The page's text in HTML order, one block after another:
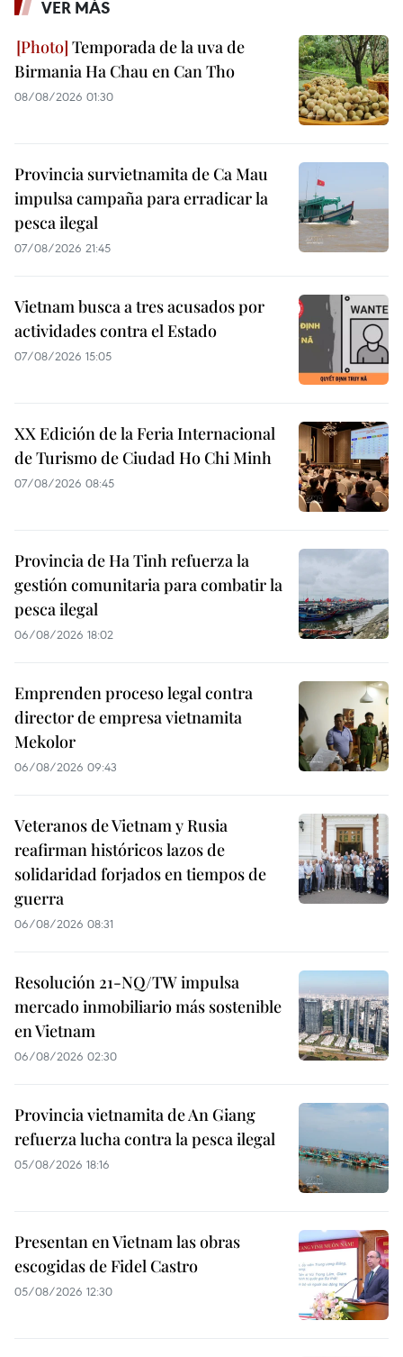
VER MÁS
Temporada de la uva de
Birmania Ha Chau en Can Tho
08/08/2026 01:30
Provincia survietnamita de Ca Mau
impulsa campaña para erradicar la
pesca ilegal
07/08/2026 21:45
Vietnam busca a tres acusados por
actividades contra el Estado
07/08/2026 15:05
XX Edición de la Feria Internacional
de Turismo de Ciudad Ho Chi Minh
07/08/2026 08:45
Provincia de Ha Tinh refuerza la
gestión comunitaria para combatir la
pesca ilegal
06/08/2026 18:02
Emprenden proceso legal contra
director de empresa vietnamita
Mekolor
06/08/2026 09:43
Veteranos de Vietnam y Rusia
reafirman históricos lazos de
solidaridad forjados en tiempos de
guerra
06/08/2026 08:31
Resolución 21-NQ/TW impulsa
mercado inmobiliario más sostenible
en Vietnam
06/08/2026 02:30
Provincia vietnamita de An Giang
refuerza lucha contra la pesca ilegal
05/08/2026 18:16
Presentan en Vietnam las obras
escogidas de Fidel Castro
05/08/2026 12:30